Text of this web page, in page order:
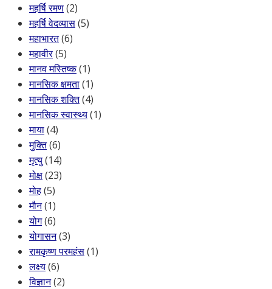
महर्षि रमण(2)
महर्षि वेदव्यास(5)
महाभारत(6)
महावीर(5)
मानव मस्तिष्क(1)
मानसिक क्षमता(1)
मानसिक शक्ति(4)
मानसिक स्वास्थ्य(1)
माया(4)
मुक्ति(6)
मृत्यु(14)
मोक्ष(23)
मोह(5)
मौन(1)
योग(6)
योगासन(3)
रामकृष्ण परमहंस(1)
लक्ष्य(6)
विज्ञान(2)